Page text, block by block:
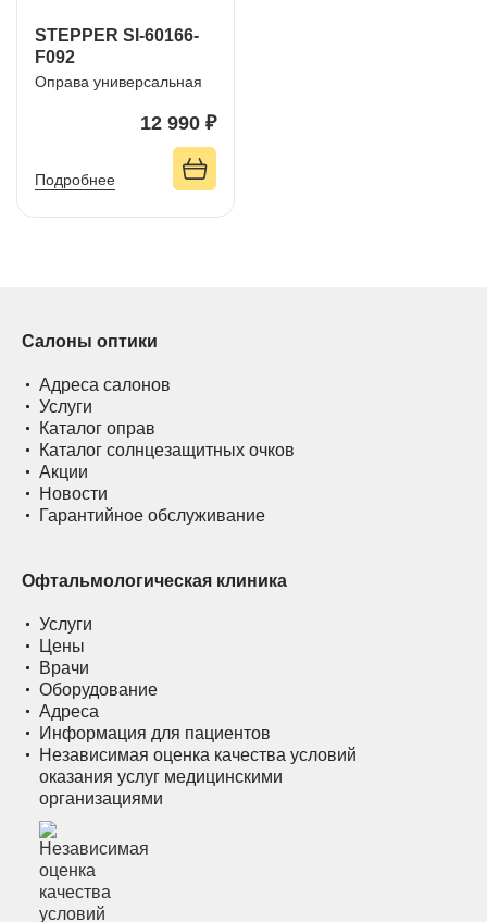
STEPPER SI-60166-
F092
Оправа универсальная
12 990 ₽
Подробнее
Салоны оптики
Адреса салонов
Услуги
Каталог оправ
Каталог солнцезащитных очков
Акции
Новости
Гарантийное обслуживание
Офтальмологическая клиника
Услуги
Цены
Врачи
Оборудование
Адреса
Информация для пациентов
Независимая оценка качества условий
оказания услуг медицинскими
организациями